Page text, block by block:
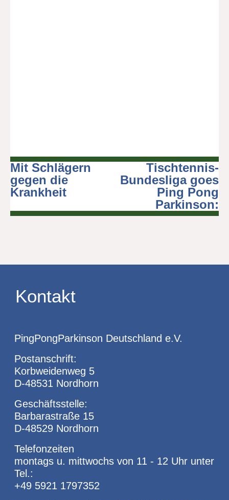
Beitragsnavigation
Mit Schlägern
gegen die
Krankheit
Tischtennis-
Bundesliga goes
Ping Pong
Parkinson:
Kontakt
PingPongParkinson Deutschland e.V.
Postanschrift:
Korbweidenweg 5
D-48531 Nordhorn
Geschäftsstelle:
Barbarastraße 15
D-48529 Nordhorn
Telefonzeiten
montags u. mittwochs von 11 - 12 Uhr unter
Tel.:
+49 5921 1797352